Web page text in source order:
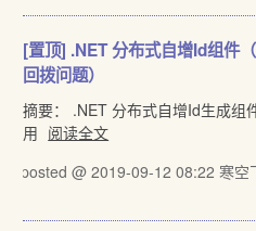
[置顶] .NET 分布式自增Id组件
回拨问题）
摘要： .NET 分布式自增Id生成组
用 阅读全文
posted @ 2019-09-12 08:22 寒空